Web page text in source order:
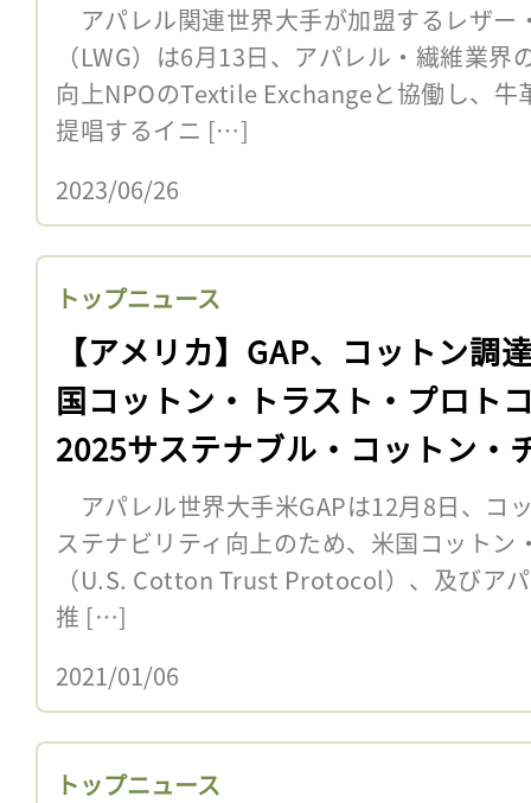
アパレル関連世界大手が加盟するレザー
（LWG）は6月13日、アパレル・繊維業
向上NPOのTextile Exchangeと協働し、牛
提唱するイニ […]
2023/06/26
トップニュース
【アメリカ】GAP、コットン調
国コットン・トラスト・プロト
2025サステナブル・コットン・
レンジに加盟
アパレル世界大手米GAPは12月8日、コ
ステナビリティ向上のため、米国コットン
（U.S. Cotton Trust Protocol）、及びア
推 […]
2021/01/06
トップニュース